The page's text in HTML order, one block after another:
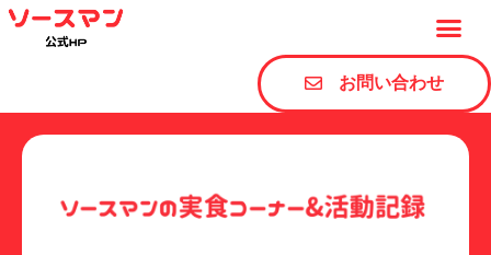
お問い合わせ